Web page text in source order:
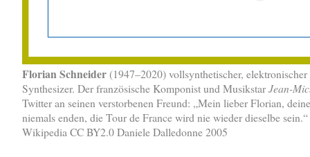
Florian Schneider (1947–2020) vollsynthetischer,
Synthesizer. Der französische Komponist und MusikstarJean-
Twitter an seinen verstorbenen Freund: „Mein lieber Florian,
niemals enden, die Tour de France wird nie wieder dieselbe
Wikipedia CC BY2.0 Daniele Dalledonne 2005